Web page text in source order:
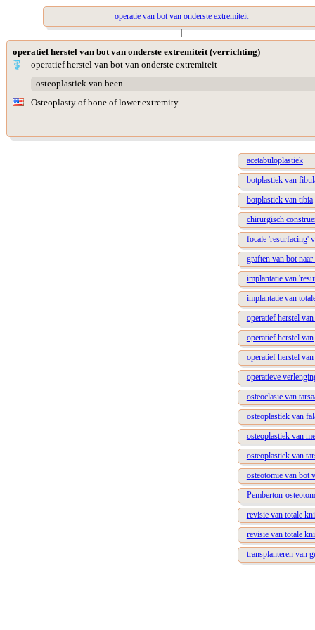
operatie van bot van onderste extremiteit
|
operatief herstel van bot van onderste extremiteit (verrichting)
operatief herstel van bot van onderste extremiteit
osteoplastiek van been
Osteoplasty of bone of lower extremity
acetabuloplastiek
botplastiek van
botplastiek van tibia
chirurgisch
focale 'resurfacing'
graften van bot
implantatie van
implantatie van
operatief herstel
operatief herstel
operatief herstel van
operatieve
osteoclasie van
osteoplastiek van
osteoplastiek van
osteoplastiek van
osteotomie van bot
Pemberton-
revisie van totale
revisie van totale
transplanteren van